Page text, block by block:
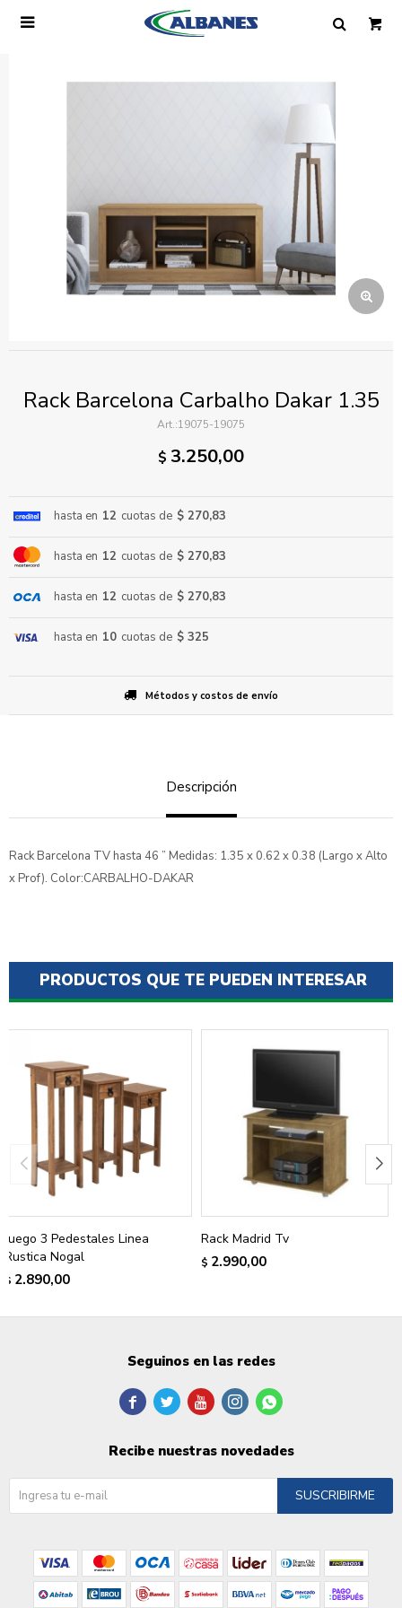

Rack Barcelona Carbalho Dakar 1.35
19075-19075
$ 3.250,00
hasta en 12 cuotas de $ 270,83
hasta en 12 cuotas de $ 270,83
hasta en 12 cuotas de $ 270,83
hasta en 10 cuotas de $ 325
Métodos y costos de envío
Descripción
Rack Barcelona TV hasta 46 ” Medidas: 1.35 x 0.62 x 0.38 (Largo x Alto
x Prof). Color:CARBALHO-DAKAR
PRODUCTOS QUE TE PUEDEN INTERESAR
Juego 3 Pedestales Linea
Rustica Nogal
$ 2.890,00
Rack Madrid Tv
$ 2.990,00
Correo electrónico
Teléfono
ENVIAR
Seguinos en las redes
    
Recibe nuestras novedades
SUSCRIBIRME